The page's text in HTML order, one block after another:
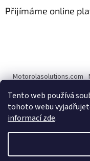
Tento web používá
tohoto webu
informací zde.
Přijímáme online
Motorolasolutions.com